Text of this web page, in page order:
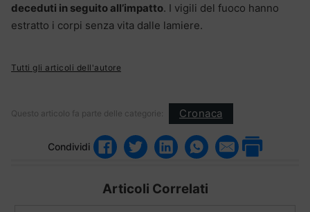
deceduti in seguito all’impatto. I vigili del fuoco hanno
estratto i corpi senza vita dalle lamiere.
Tutti gli articoli dell'autore
Questo articolo fa parte delle categorie: Cronaca
Condividi
Articoli Correlati